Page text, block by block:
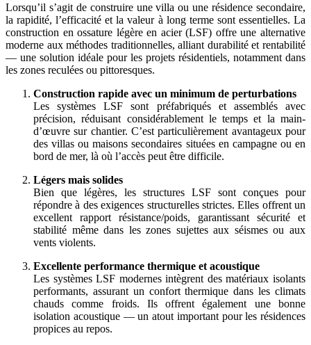
Lorsqu’il s’agit de construire une villa ou une résidence secondaire,
la rapidité, l’efficacité et la valeur à long terme sont essentielles. La
construction en ossature légère en acier (LSF) offre une alternative
moderne aux méthodes traditionnelles, alliant durabilité et rentabilité
— une solution idéale pour les projets résidentiels, notamment dans
les zones reculées ou pittoresques.
Construction rapide avec un minimum de perturbations
Les systèmes LSF sont préfabriqués et assemblés avec
précision, réduisant considérablement le temps et la main-
d’œuvre sur chantier. C’est particulièrement avantageux pour
des villas ou maisons secondaires situées en campagne ou en
bord de mer, là où l’accès peut être difficile.
Légers mais solides
Bien que légères, les structures LSF sont conçues pour
répondre à des exigences structurelles strictes. Elles offrent un
excellent rapport résistance/poids, garantissant sécurité et
stabilité même dans les zones sujettes aux séismes ou aux
vents violents.
Excellente performance thermique et acoustique
Les systèmes LSF modernes intègrent des matériaux isolants
performants, assurant un confort thermique dans les climats
chauds comme froids. Ils offrent également une bonne
isolation acoustique — un atout important pour les résidences
propices au repos.